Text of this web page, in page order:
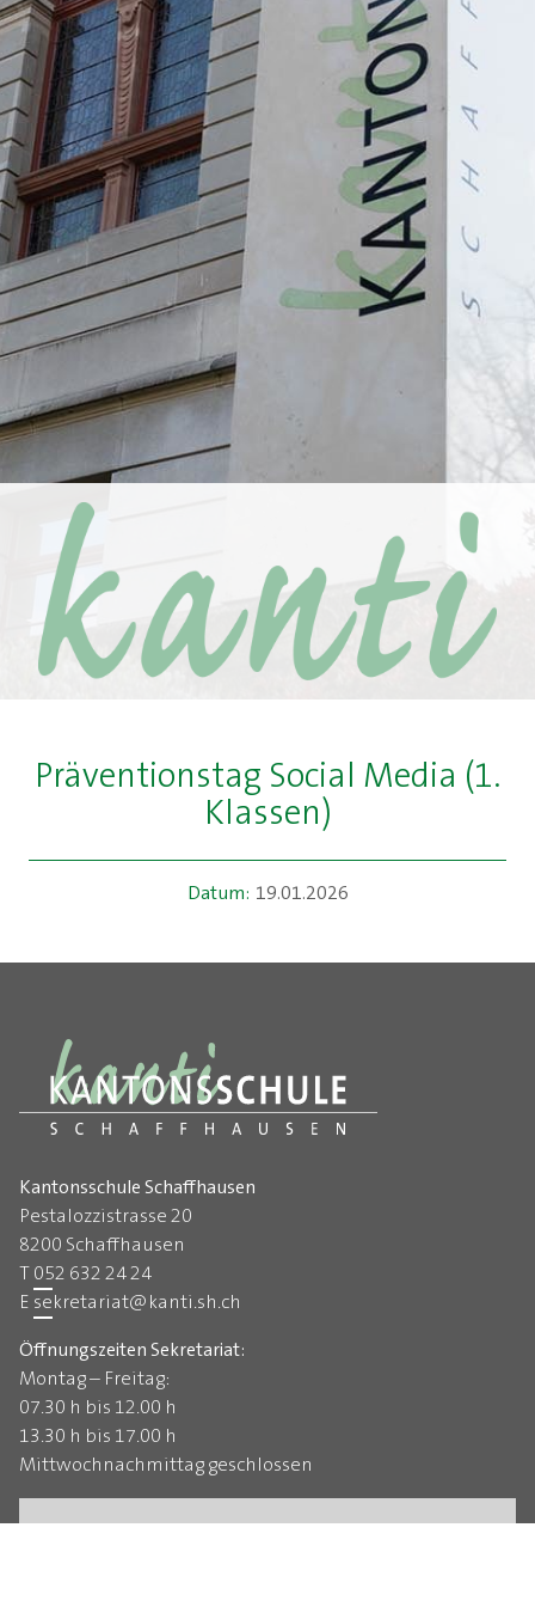
Präventionstag Social Media (1.
Klassen)
Datum: 19.01.2026
Kantonsschule Schaffhausen
Pestalozzistrasse 20
8200 Schaffhausen
T052 632 24 24
E sekretariat@kanti.sh.ch
Öffnungszeiten Sekretariat:
Montag – Freitag:
07.30 h bis 12.00 h
13.30 h bis 17.00 h
Mittwochnachmittag geschlossen